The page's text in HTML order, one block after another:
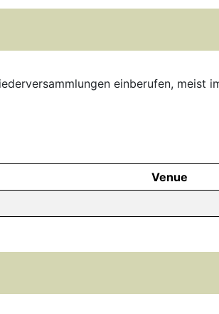
einberufen, meist
Venue